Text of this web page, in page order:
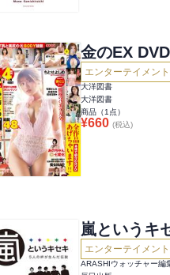
エンターテイメント
大洋図書
大洋図書
商品（1 点）
¥660 (税込)
嵐というキ
エンターテイメント
ARASHIウォッチャー編